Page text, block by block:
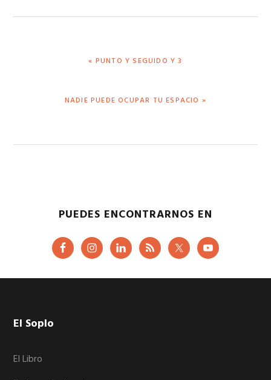
ENTRADA
« PUNTO Y SEGUIDO Y 3
SIGUIENTE
NADIE PUEDE OCUPAR TU ESPACIO »
PUEDES ENCONTRARNOS EN
Footer
El Soplo
El Libro